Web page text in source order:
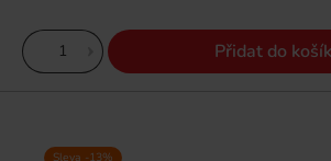
Přidat do
Sleva -13%